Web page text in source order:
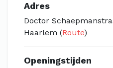
Adres
Doctor
Haarlem (Route)
Openingstijden